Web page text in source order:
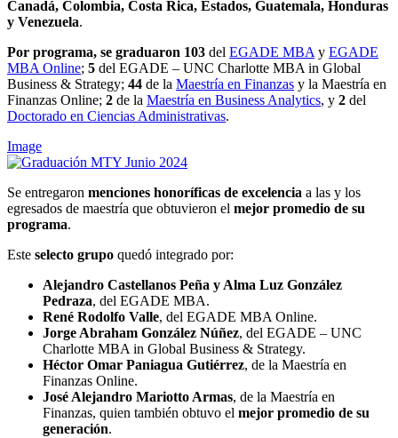
Canadá, Colombia, Costa Rica, Estados, Guatemala, Honduras
y Venezuela.
Por programa, se graduaron 103 del EGADE MBA y EGADE
MBA Online; 5 del EGADE – UNC Charlotte MBA in Global
Business & Strategy; 44 de la Maestría en Finanzas y la Maestría en
Finanzas Online; 2 de la Maestría en Business Analytics, y 2 del
Doctorado en Ciencias Administrativas.
Image
Se entregaron menciones honoríficas de excelencia a las y los
egresados de maestría que obtuvieron el mejor promedio de su
programa.
Este selecto grupo quedó integrado por:
Alejandro Castellanos Peña y Alma Luz González
Pedraza, del EGADE MBA.
René Rodolfo Valle, del EGADE MBA Online.
Jorge Abraham González Núñez, del EGADE – UNC
Charlotte MBA in Global Business & Strategy.
Héctor Omar Paniagua Gutiérrez, de la Maestría en
Finanzas Online.
José Alejandro Mariotto Armas, de la Maestría en
Finanzas, quien también obtuvo el mejor promedio de su
generación.